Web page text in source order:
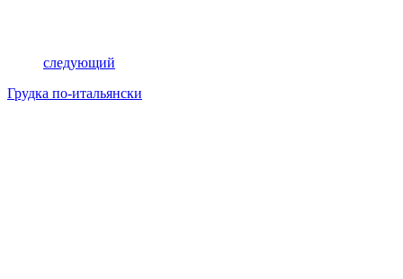
следующий
Грудка по-итальянски